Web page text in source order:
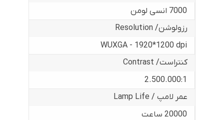
7000 انسی لومن
رزولوشن/ Resolution
WUXGA - 1920*1200 dpi
کنتراست/ Contrast
2.500.000:1
عمر لامپ / Lamp Life
20000 ساعت